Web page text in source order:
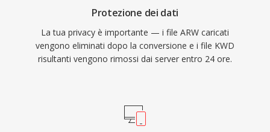
Protezione dei dati
La tua privacy è importante — i file ARW caricati
vengono eliminati dopo la conversione e i file KWD
risultanti vengono rimossi dai server entro 24 ore.